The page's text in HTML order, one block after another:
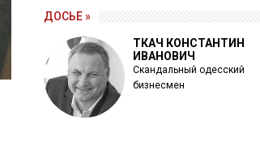
ДОСЬЕ »
ТКАЧ КОНСТАНТИН
ИВАНОВИЧ
Скандальный одесский
бизнесмен